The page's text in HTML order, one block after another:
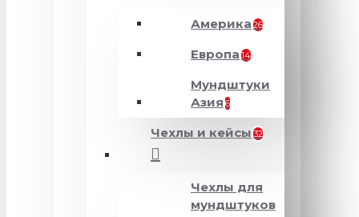
Америка 26
Европа 14
Мундштуки
Азия 6
Чехлы и кейсы 32
Чехлы для
мундштуков